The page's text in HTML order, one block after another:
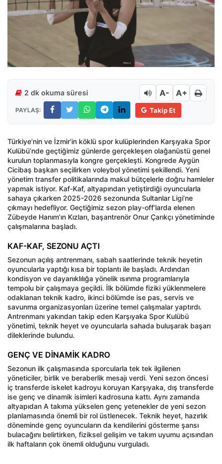
2 dk okuma süresi A- A+
PAYLAŞ: Takip Et
Türkiye’nin ve İzmir’in köklü spor kulüplerinden Karşıyaka Spor
Kulübü’nde geçtiğimiz günlerde gerçekleşen olağanüstü genel
kurulun toplanmasıyla kongre gerçekleşti. Kongrede Aygün
Cicibaş başkan seçilirken voleybol yönetimi şekillendi. Yeni
yönetim transfer politikalarında makul bütçelerle doğru hamleler
yapmak istiyor. Kaf-Kaf, altyapından yetiştirdiği oyuncularla
sahaya çıkarken 2025-2026 sezonunda Sultanlar Ligi’ne
çıkmayı hedefliyor. Geçtiğimiz sezon play-off’larda elenen
Zübeyde Hanım’ın Kızları, başantrenör Onur Çarıkçı yönetiminde
çalışmalarına başladı.
KAF-KAF, SEZONU AÇTI
Sezonun açılış antrenmanı, sabah saatlerinde teknik heyetin
oyuncularla yaptığı kısa bir toplantı ile başladı. Ardından
kondisyon ve dayanıklılığa yönelik ısınma programlarıyla
tempolu bir çalışmaya geçildi. İlk bölümde fiziki yüklenmelere
odaklanan teknik kadro, ikinci bölümde ise pas, servis ve
savunma organizasyonları üzerine temel çalışmalar yaptırdı.
Antrenmanı yakından takip eden Karşıyaka Spor Kulübü
yönetimi, teknik heyet ve oyuncularla sahada buluşarak başarı
dileklerinde bulundu.
GENÇ VE DİNAMİK KADRO
Sezonun ilk çalışmasında sporcularla tek tek ilgilenen
yöneticiler, birlik ve beraberlik mesajı verdi. Yeni sezon öncesi
iç transferde iskelet kadroyu koruyan Karşıyaka, dış transferde
ise genç ve dinamik isimleri kadrosuna kattı. Aynı zamanda
altyapıdan A takıma yükselen genç yetenekler de yeni sezon
planlamasında önemli bir rol üstlenecek. Teknik heyet, hazırlık
döneminde genç oyuncuların da kendilerini gösterme şansı
bulacağını belirtirken, fiziksel gelişim ve takım uyumu açısından
ilk haftaların çok önemli olduğunu vurguladı.